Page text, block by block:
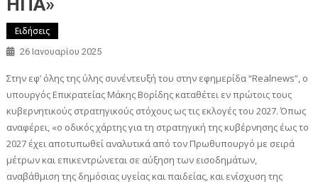
ΗΠΑ»
Ειδήσεις
26 Ιανουαρίου 2025
Στην εφ’ όλης της ύλης συνέντευξή του στην εφημερίδα “Realnews”, ο
υπουργός Επικρατείας Μάκης Βορίδης καταθέτει εν πρώτοις τους
κυβερνητικούς στρατηγικούς στόχους ως τις εκλογές του 2027. Όπως
αναφέρει, «ο οδικός χάρτης για τη στρατηγική της κυβέρνησης έως το
2027 έχει αποτυπωθεί αναλυτικά από τον Πρωθυπουργό με σειρά
μέτρων και επικεντρώνεται σε αύξηση των εισοδημάτων,
αναβάθμιση της δημόσιας υγείας και παιδείας, και ενίσχυση της